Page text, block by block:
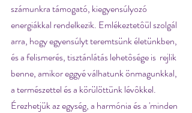
számunkra támogató, kiegyensúlyozó
energiákkal rendelkezik. Emlékeztetôül szolgál
arra, hogy egyensúlyt teremtsünk életünkben,
és a felismerés, tisztánlátás lehetôsége is  rejlik
benne, amikor eggyé válhatunk önmagunkkal,
a természettel és a körülöttünk lévôkkel.
Érezhetjük az egység, a harmónia és a 'minden